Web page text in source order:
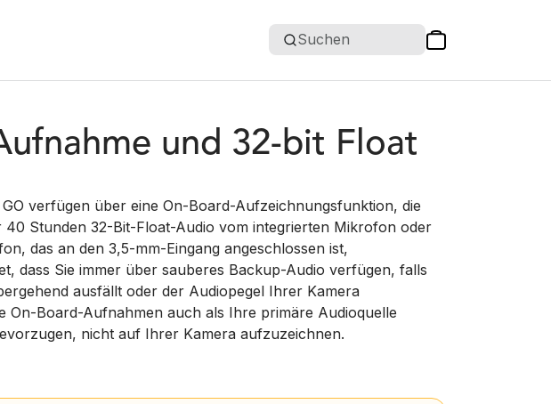
Suchen
und 32-bit Float
GO verfügen über eine On-Board-Aufzeichnungsfunktion, die
40 Stunden 32-Bit-Float-Audio vom integrierten Mikrofon oder
das an den 3,5-mm-Eingang angeschlossen ist,
dass Sie immer über sauberes Backup-Audio verfügen, falls
ausfällt oder der Audiopegel Ihrer Kamera
On-Board-Aufnahmen auch als Ihre primäre Audioquelle
nicht auf Ihrer Kamera aufzuzeichnen.